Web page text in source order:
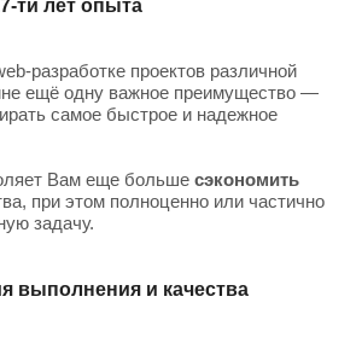
ти лет опыта
разработке проектов различной
ещё одну важное преимущество —
самое быстрое и надежное
Вам еще больше сэкономить
при этом полноценно или частично
задачу.
выполнения и качества